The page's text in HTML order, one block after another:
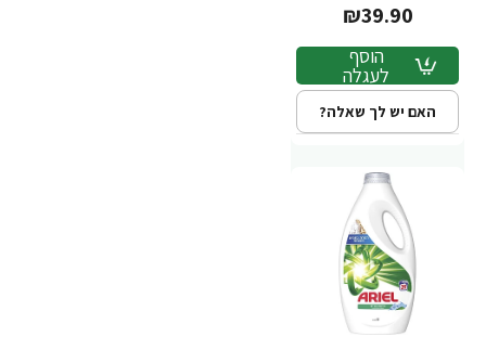
₪39.90
הוסף
לעגלה
האם יש לך שאלה?